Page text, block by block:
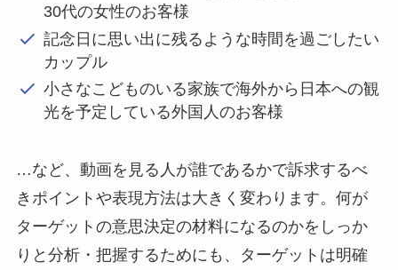
30代の女性のお客様
記念日に思い出に残るような時間を過ごしたい
カップル
小さなこどものいる家族で海外から日本への観
光を予定している外国人のお客様
…など、動画を見る人が誰であるかで訴求するべ
きポイントや表現方法は大きく変わります。何が
ターゲットの意思決定の材料になるのかをしっか
りと分析・把握するためにも、ターゲットは明確